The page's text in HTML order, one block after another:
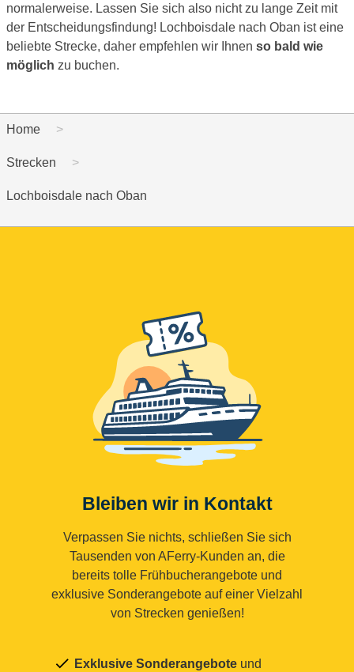
normalerweise. Lassen Sie sich also nicht zu lange Zeit mit
der Entscheidungsfindung! Lochboisdale nach Oban ist eine
beliebte Strecke, daher empfehlen wir Ihnen so bald wie
möglich zu buchen.
Home
Strecken
Lochboisdale nach Oban
Bleiben wir in Kontakt
Verpassen Sie nichts, schließen Sie sich
Tausenden von AFerry-Kunden an, die
bereits tolle Frühbucherangebote und
exklusive Sonderangebote auf einer Vielzahl
von Strecken genießen!
Exklusive Sonderangebote und